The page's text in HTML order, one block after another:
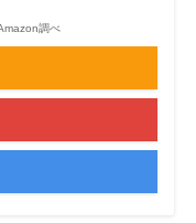
調べ